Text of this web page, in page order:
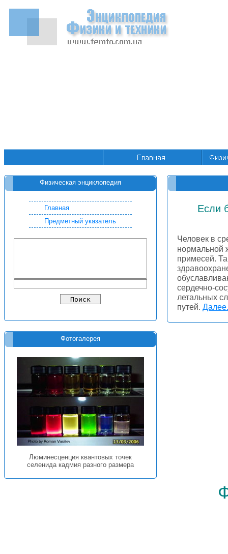
Физическая энциклопедия
Главная
Предметный указатель
Фотогалерея
Люминесценция квантовых точек
селенида кадмия разного размера
Если
Человек в
нормальной
примесей.
сердечно-
летальных
путей.